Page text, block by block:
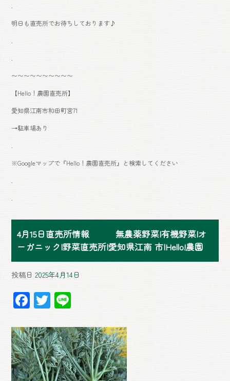
.
明日も直売所でお待ちしております♪
.
.
〜〜〜〜〜〜〜〜〜〜
【Hello！農園直売所】
愛知県江南市和田町宮71
→駐車場あり
.
※Googleマップで『Hello！農園直売所』と検索してください
.
.
4月15日直売所情報 無農薬野菜|有機野菜|オ
ーガニック|野菜直売所|愛知県江南 市|Hello!農園
投稿日 2025年4月14日
F
ac
e
b
o
T
wi
tt
er